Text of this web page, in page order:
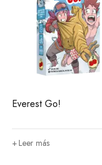
Everest Go!
Leer más